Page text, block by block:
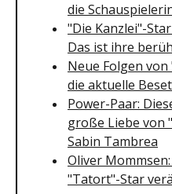
die
"Die Kanzlei"-
Das ist ihre
Neue Folgen von
die aktuelle
Power-Paar:
große Liebe von
Sabin Tambrea
Oliver
"Tatort"-Star